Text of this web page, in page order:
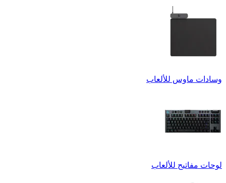
وسادات ماوس للألعاب
لوحات مفاتيح للألعاب